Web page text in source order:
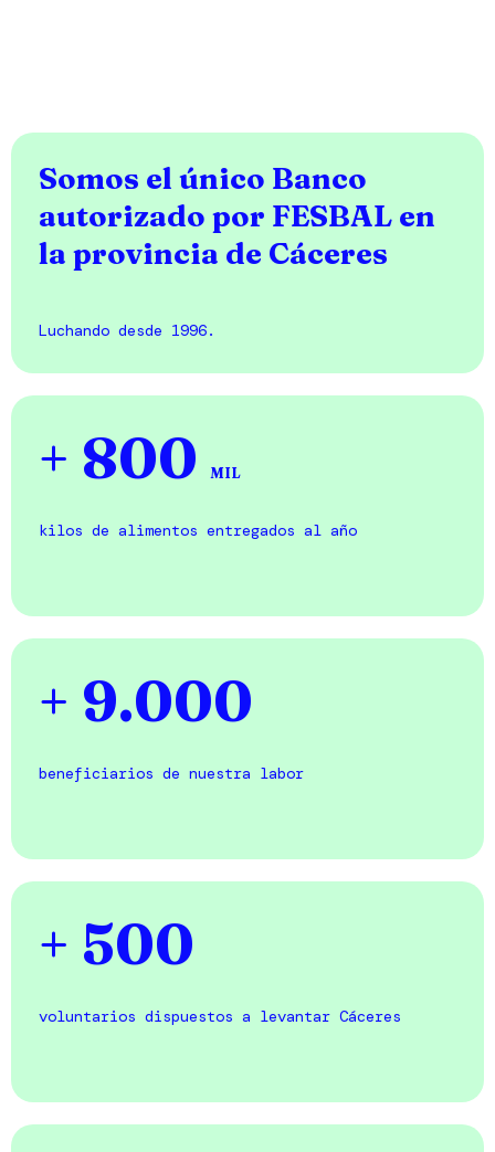
Somos el único Banco
autorizado por FESBAL en
la provincia de Cáceres
Luchando desde 1996.
+ 800 MIL
kilos de alimentos entregados al año
+ 9.000
beneficiarios de nuestra labor
+ 500
voluntarios dispuestos a levantar Cáceres